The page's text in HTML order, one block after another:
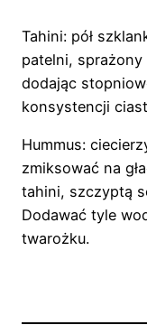
Tahini: pół
patelni, sprażony
dodając
konsystencji
Hummus:
zmiksować na
tahini, szczyptą
Dodawać tyle
twarożku.